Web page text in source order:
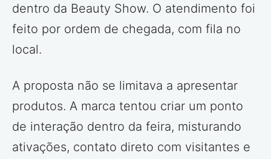
dentro da Beauty Show. O atendimento foi
feito por ordem de chegada, com fila no
local.
A proposta não se limitava a apresentar
produtos. A marca tentou criar um ponto
de interação dentro da feira, misturando
ativações, contato direto com visitantes e